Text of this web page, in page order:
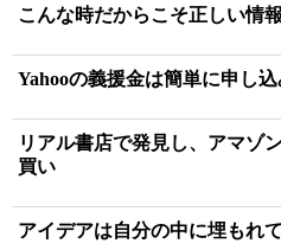
こんな時だからこそ正しい情
Yahooの義援金は簡単に申し
リアル書店で発見し、アマゾ
買い
アイデアは自分の中に埋もれ